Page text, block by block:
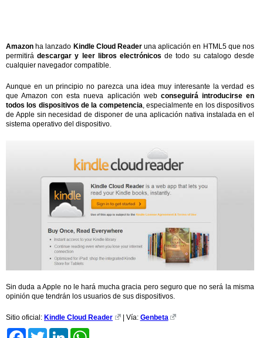
Amazon ha lanzado Kindle Cloud Readeruna aplicación en HTML5 que nos
permitirádescargar y leer libros electrónicos de todo su catalogo desde
cualquier navegador compatible.
Aunque en un principio no parezca una idea muy interesante la verdad es
que Amazon con esta nueva aplicación web conseguirá introducirse en
todos los dispositivos de la competencia, especialmente en los dispositivos
de Apple sin necesidad de disponer de una aplicación nativa instalada en el
sistema operativo del dispositivo.
Sin duda a Apple no le hará mucha gracia pero seguro que no será la misma
opinión que tendrán los usuarios de sus dispositivos.
Sitio oficial: Kindle Cloud Reader | Vía: Genbeta
FacebookTwitter LinkedIn